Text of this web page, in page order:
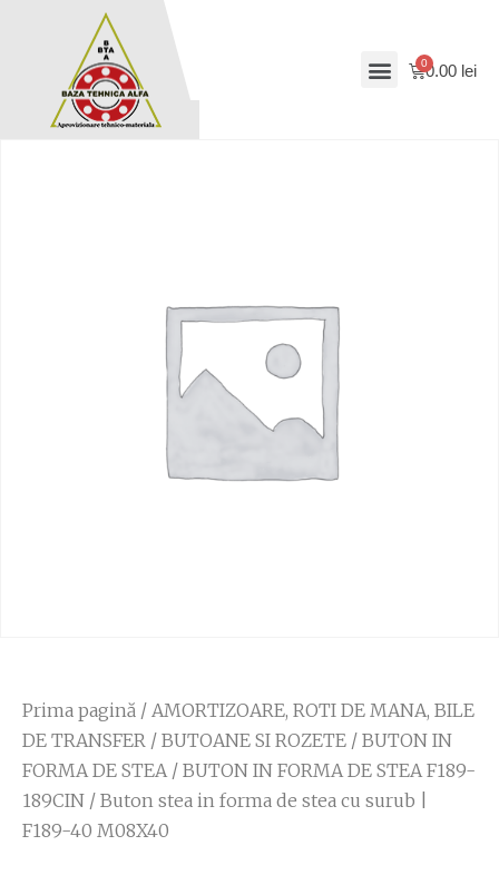
0.00 lei
Prima pagină / AMORTIZOARE, ROTI DE MANA, BILE
DE TRANSFER / BUTOANE SI ROZETE / BUTON IN
FORMA DE STEA/ BUTON IN FORMA DE STEA F189-
189CIN / Buton stea in forma de stea cu surub |
F189-40 M08X40